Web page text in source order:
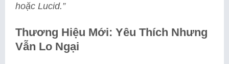
hoặc Lucid.”
Thương Hiệu Mới: Yêu Thích Nhưng
Vẫn Lo Ngại